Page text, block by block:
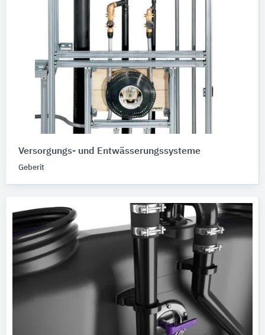
Versorgungs- und Entwässerungssysteme
Geberit